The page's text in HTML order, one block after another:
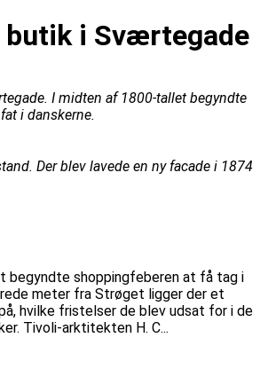
butik i Sværtegade
I midten af 1800-tallet begyndte
i danskerne.
Der blev lavede en ny facade i 1874
begyndte shoppingfeberen at få tag i
meter fra Strøget ligger der et
hvilke fristelser de blev udsat for i de
Tivoli-arktitekten H. C...